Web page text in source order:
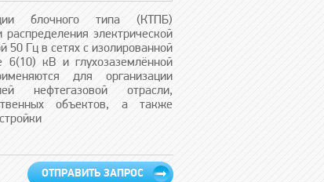
блочного типа (КТПБ)
электрической
50 Гц в сетях с изолированной
6(10) кВ и глухозаземлённой
для организации
нефтегазовой отрасли,
объектов, а также
ОТПРАВИТЬ ЗАПРОС